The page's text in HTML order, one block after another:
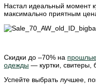
Настал идеальный момент
максимально приятным
Скидки до –70% на
одежды — куртки, свитеры,
Успейте выбрать лучшее,